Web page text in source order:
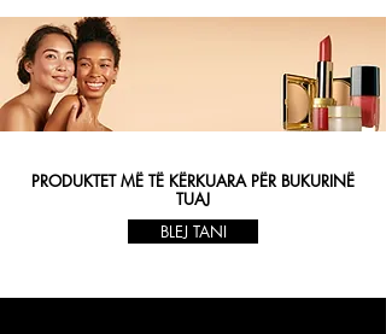
PRODUKTET MË TË KËRKUARA PËR BUKURINË
TUAJ
BLEJ TANI